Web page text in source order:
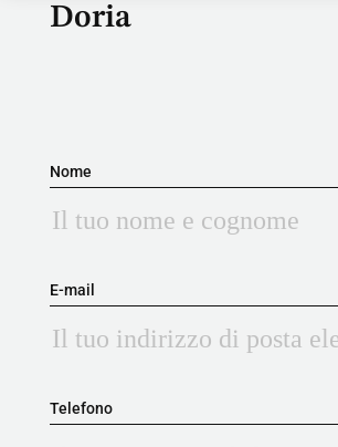
Doria
Nome
E-mail
Telefono